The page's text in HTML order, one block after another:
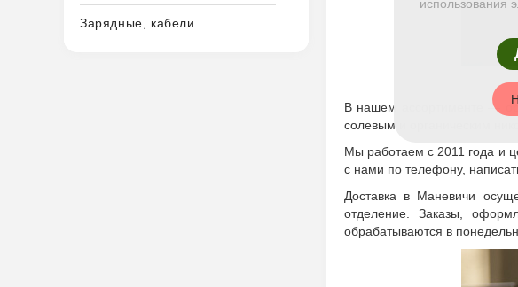
Зарядные, кабели
В нашем ассортименте —
солевым и органическим
Мы работаем с 2011 года и
с нами по телефону,
Доставка в Маневичи
отделение. Заказы,
обрабатываются в
использования